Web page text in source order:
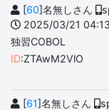
[60]名無しさん
2025/03/21 04:13
独習COBOL
ID:ZTAwM2VlO
[61]名無しさん